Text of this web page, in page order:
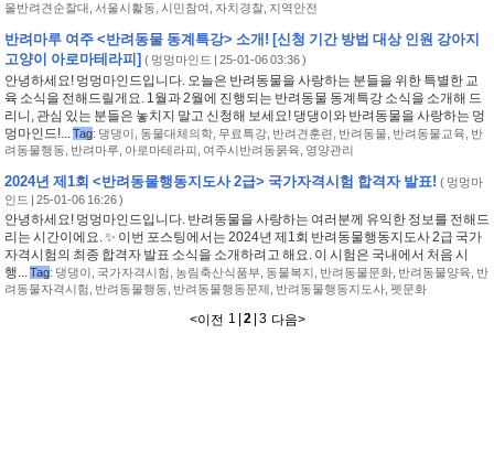
울반려견순찰대 서울시활동 시민참여 자치경찰, 지역안전
반려마루 여주 <반려동물 동계특강> 소개! [신청 기간 방법 대상 인원 강아지
고양이 아로마테라피] ( 멍멍마인드 | 25-01-06 03:36 )
안녕하세요! 멍멍마인드입니다. 오늘은 반려동물을 사랑하는 분들을 위한 특별한 교
육 소식을 전해드릴게요. 1월과 2월에 진행되는 반려동물 동계특강 소식을 소개해 드
리니, 관심 있는 분들은 놓치지 말고 신청해 보세요! 댕댕이와 반려동물을 사랑하는 멍
멍마인드!...Tag: 댕댕이 동물대체의학, 무료특강, 반려견훈련 반려동물 반려동물교육 반
려동물행동 반려마루 아로마테라피 여주시반려동묽육 영양관리
2024년 제1회 <반려동물행동지도사 2급> 국가자격시험 합격자 발표! ( 멍멍마
인드 | 25-01-06 16:26 )
안녕하세요! 멍멍마인드입니다. 반려동물을 사랑하는 여러분께 유익한 정보를 전해드
리는 시간이에요. ✨ 이번 포스팅에서는 2024년 제1회 반려동물행동지도사 2급 국가
자격시험의 최종 합격자 발표 소식을 소개하려고 해요. 이 시험은 국내에서 처음 시
행...Tag: 댕댕이 국가자격시험 농림축산식품부 동물복지 반려동물문화, 반려동물양육 반
려동물자격시험 반려동물행동 반려동물행동문제 반려동물행동지도사, 펫문화
<이전 1 2| 3 다음>